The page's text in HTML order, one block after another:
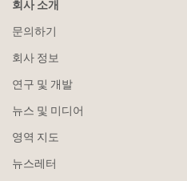
회사 소개
문의하기
회사 정보
연구 및 개발
뉴스 및 미디어
영역 지도
뉴스레터